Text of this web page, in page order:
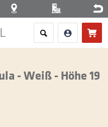
- Weiß - Höhe 19